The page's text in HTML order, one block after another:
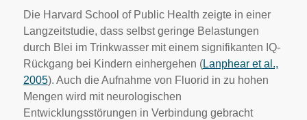
Die Harvard School of Public Health zeigte in einer
Langzeitstudie, dass selbst geringe Belastungen
durch Blei im Trinkwasser mit einem signifikanten IQ-
Rückgang bei Kindern einhergehen (Lanphear et al.,
2005). Auch die Aufnahme von Fluorid in zu hohen
Mengen wird mit neurologischen
Entwicklungsstörungen in Verbindung gebracht